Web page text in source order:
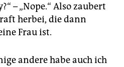
– „Nope.“ Also zaubert
herbei, die dann
Frau ist.
andere habe auch ich